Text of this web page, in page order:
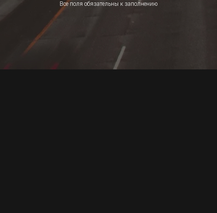
Все поля обязательны к заполнению